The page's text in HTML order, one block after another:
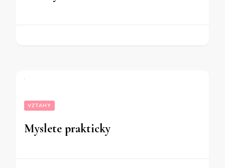
VZTAHY
Myslete prakticky